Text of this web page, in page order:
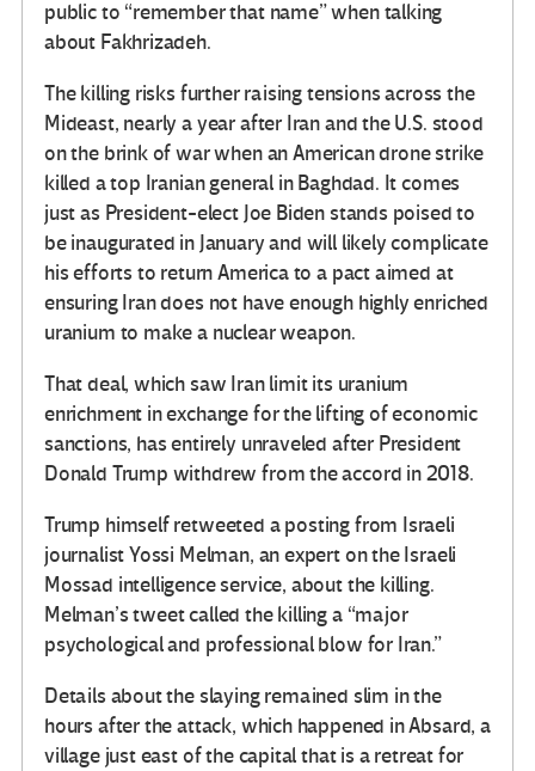
public to “remember that name” when talking
about Fakhrizadeh.
The killing risks further raising tensions across the
Mideast, nearly a year after Iran and the U.S. stood
on the brink of war when an American drone strike
killed a top Iranian general in Baghdad. It comes
just as President-elect Joe Biden stands poised to
be inaugurated in January and will likely complicate
his efforts to return America to a pact aimed at
ensuring Iran does not have enough highly enriched
uranium to make a nuclear weapon.
That deal, which saw Iran limit its uranium
enrichment in exchange for the lifting of economic
sanctions, has entirely unraveled after President
Donald Trump withdrew from the accord in 2018.
Trump himself retweeted a posting from Israeli
journalist Yossi Melman, an expert on the Israeli
Mossad intelligence service, about the killing.
Melman’s tweet called the killing a “major
psychological and professional blow for Iran.”
Details about the slaying remained slim in the
hours after the attack, which happened in Absard, a
village just east of the capital that is a retreat for